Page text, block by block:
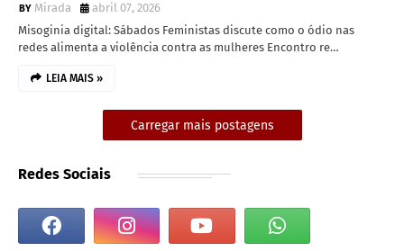
Mirada
abril 07, 2026
Misoginia digital: Sábados Feministas discute como o ódio nas
redes alimenta a violência contra as mulheres Encontro re…
LEIA MAIS »
Carregar mais postagens
Redes Sociais